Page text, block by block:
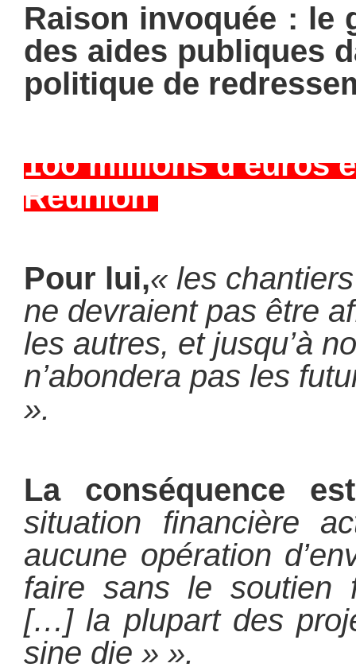
Raison invoquée : le
des aides publiques
politique de
1oo millions d’euros
Réunion
Pour lui,« les
ne devraient pas être
les autres, et jusqu’à
n’abondera pas les
».
La conséquence
situation financière
aucune opération
faire sans le soutien
[…] la plupart des
sine die » ».